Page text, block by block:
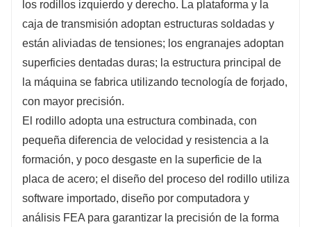
los rodillos izquierdo y derecho. La plataforma y la
caja de transmisión adoptan estructuras soldadas y
están aliviadas de tensiones; los engranajes adoptan
superficies dentadas duras; la estructura principal de
la máquina se fabrica utilizando tecnología de forjado,
con mayor precisión.
El rodillo adopta una estructura combinada, con
pequeña diferencia de velocidad y resistencia a la
formación, y poco desgaste en la superficie de la
placa de acero; el diseño del proceso del rodillo utiliza
software importado, diseño por computadora y
análisis FEA para garantizar la precisión de la forma